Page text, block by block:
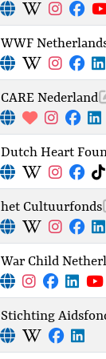
WWF
CARE Nederland
Dutch Heart
het Cultuurfonds
War Child
Stichting